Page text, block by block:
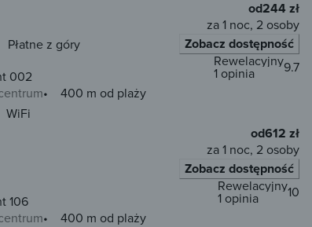
Płatne z góry
od244 zł
za 1 noc, 2 osoby
Zobacz dostępność
002
400 m od plaży
9.7
Rewelacyjny
1 opinia
WiFi
od612 zł
za 1 noc, 2 osoby
Zobacz dostępność
106
400 m od plaży
10
Rewelacyjny
1 opinia